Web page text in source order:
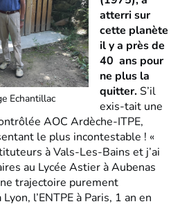
Echantillac
atterri sur
cette planète
il y a près de
40 ans pour
ne plus la
quitter.S’il
exis-tait une
AOC Ardèche-ITPE,
le plus incontestable ! «
à Vals-Les-Bains et j’ai
au Lycée Astier à Aubenas
trajectoire purement
l’ENTPE à Paris, 1 an en